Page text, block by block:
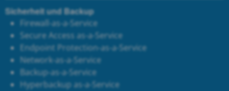
Sicherheit und Backup
Firewall-as-a-Service
Secure Access as-a-Service
Endpoint Protection-as-a-Service
Network-as-a-Service
Backup-as-a-Service
Hyperbackup as-a-Service